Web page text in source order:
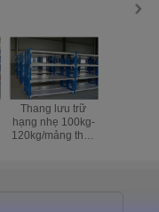
Thang lưu trữ
hạng nhẹ 100kg-
120kg/mảng tháp